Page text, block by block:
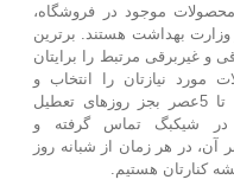
موجود در فروشگاه،
وزارت بهداشت هستند. برترین‌
و غیربرقی مرتبط را برایتان
مورد نیازتان را انتخاب و
خریداری نمایید. شما از ساعت 9 صبح تا 5عصر بجز روزهای تعطیل
در شیکبگ تماس گرفته و
آن، در هر زمان از شبانه روز
کنارتان هستیم.